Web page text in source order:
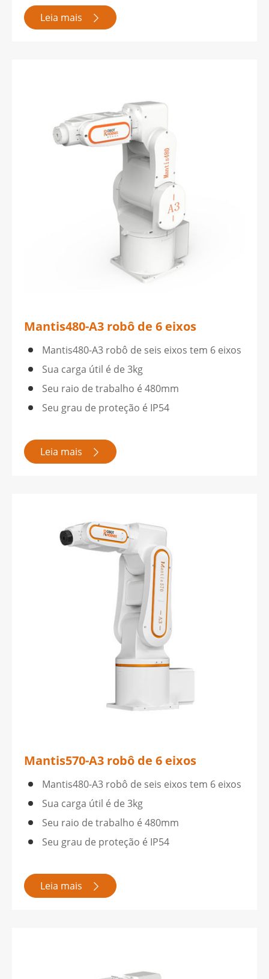
Leia mais 
Mantis480-A3 robô de 6 eixos
Mantis480-A3 robô de seis eixos tem 6 eixos
Sua carga útil é de 3kg
Seu raio de trabalho é 480mm
Seu grau de proteção é IP54
Leia mais 
Mantis570-A3 robô de 6 eixos
Mantis480-A3 robô de seis eixos tem 6 eixos
Sua carga útil é de 3kg
Seu raio de trabalho é 480mm
Seu grau de proteção é IP54
Leia mais 